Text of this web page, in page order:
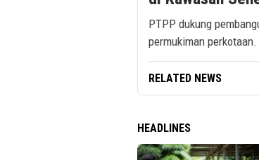
PTPP dukung
permukiman perkotaan.
RELATED NEWS
HEADLINES